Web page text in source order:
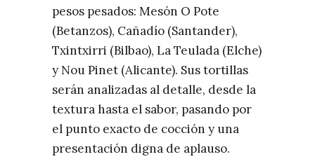
pesos pesados: Mesón O Pote
(Betanzos), Cañadío (Santander),
Txintxirri (Bilbao), La Teulada (Elche)
y Nou Pinet (Alicante). Sus tortillas
serán analizadas al detalle, desde la
textura hasta el sabor, pasando por
el punto exacto de cocción y una
presentación digna de aplauso.